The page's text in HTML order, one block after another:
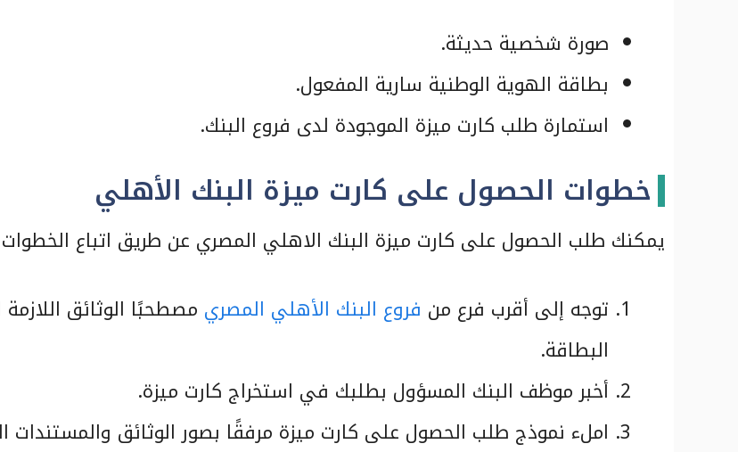
صورة شخصية حديثة.
بطاقة الهوية الوطنية سارية المفعول.
استمارة طلب كارت ميزة الموجودة لدى فروع البنك.
خطوات الحصول على كارت ميزة البنك الأهلي
يمكنك طلب الحصول على كارت ميزة البنك الاهلي المصري عن طريق اتباع الخطوات
توجه إلى أقرب فرع من فروع البنك الأهلي المصري مصطحبًا الوثائق
البطاقة.
أخبر موظف البنك المسؤول بطلبك في استخراج كارت ميزة.
املء نموذج طلب الحصول على كارت ميزة مرفقًا بصور الوثائق والمستندات